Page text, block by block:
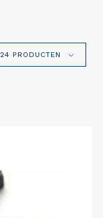
24 PRODUCTEN